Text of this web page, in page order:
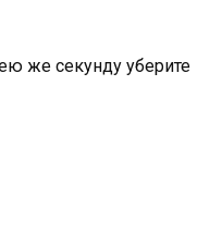
же секунду уберите